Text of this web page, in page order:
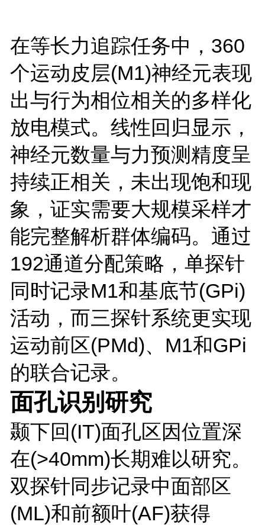
在等长力追踪任务中，360
个运动皮层(M1)神经元表现
出与行为相位相关的多样化
放电模式。线性回归显示，
神经元数量与力预测精度呈
持续正相关，未出现饱和现
象，证实需要大规模采样才
能完整解析群体编码。通过
192通道分配策略，单探针
同时记录M1和基底节(GPi)
活动，而三探针系统更实现
运动前区(PMd)、M1和GPi
的联合记录。
面孔识别研究
颞下回(IT)面孔区因位置深
在(>40mm)长期难以研究。
双探针同步记录中面部区
(ML)和前额叶(AF)获得